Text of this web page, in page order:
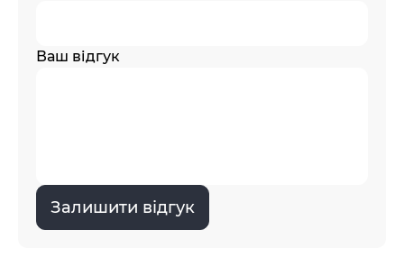
Ваш відгук
Залишити відгук